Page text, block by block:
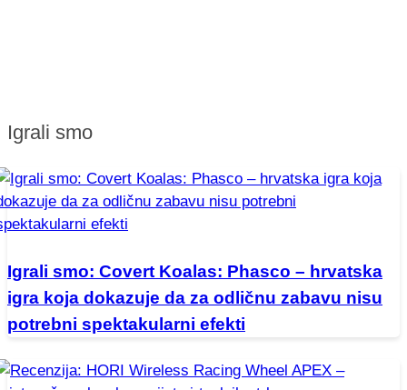
Igrali smo
Igrali smo: Covert Koalas: Phasco – hrvatska
igra koja dokazuje da za odličnu zabavu nisu
potrebni spektakularni efekti